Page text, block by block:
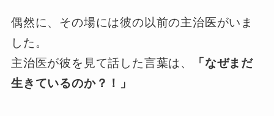
偶然に、その場には彼の以前の主治医がいま
した。
主治医が彼を見て話した言葉は、
「なぜまだ
生きているのか？！」